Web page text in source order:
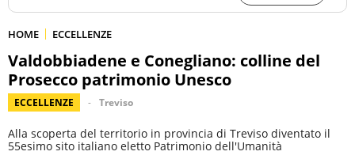
HOME ECCELLENZE
Valdobbiadene e Conegliano: colline del
Prosecco patrimonio Unesco
ECCELLENZE Treviso
Alla scoperta del territorio in provincia di Treviso diventato il
55esimo sito italiano eletto Patrimonio dell'Umanità